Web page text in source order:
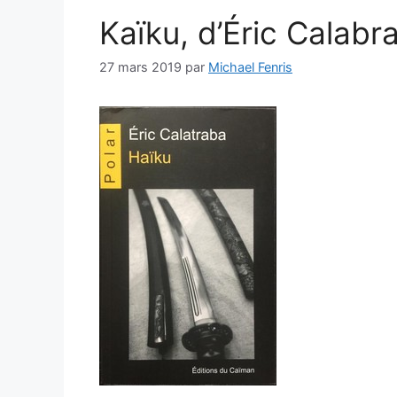
Kaïku, d’Éric
27 mars 2019 par Michael Fenris